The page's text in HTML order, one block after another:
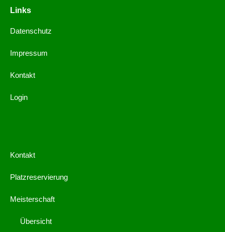
Links
Datenschutz
Impressum
Kontakt
Login
Kontakt
Platzreservierung
Meisterschaft
Übersicht